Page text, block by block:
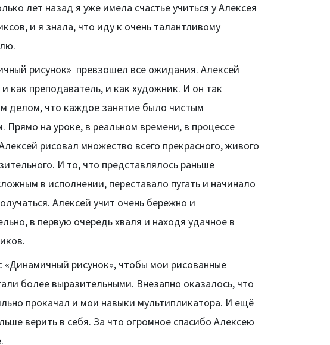
лет назад я уже имела счастье учиться у Алексея
и я знала, что иду к очень талантливому
рисунок» превзошел все ожидания. Алексей
как преподаватель, и как художник. И он так
делом, что каждое занятие было чистым
Прямо на уроке, в реальном времени, в процессе
рисовал множество всего прекрасного, живого
И то, что представлялось раньше
в исполнении, переставало пугать и начинало
Алексей учит очень бережно и
в первую очередь хваля и находя удачное в
«Динамичный рисунок», чтобы мои рисованные
более выразительными. Внезапно оказалось, что
прокачал и мои навыки мультипликатора. И ещё
верить в себя. За что огромное спасибо Алексею